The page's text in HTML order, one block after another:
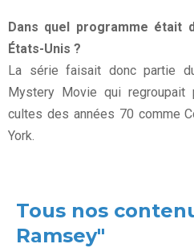
Dans quel programme était
États-Unis ?
La série faisait donc partie
Mystery Movie qui regroupait
cultes des années 70 comme
York.
Tous nos
Ramsey"